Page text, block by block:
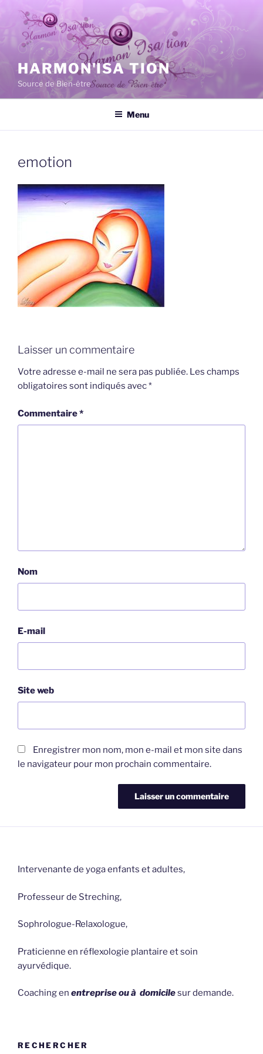
contenu
principal
HARMON'ISA TION
Source de Bien-être
Menu
emotion
Laisser un commentaire
Votre adresse e-mail ne sera pas publiée. Les champs
obligatoires sont indiqués avec*
Commentaire*
Nom
E-mail
Site web
Enregistrer mon nom, mon e-mail et mon site dans
le navigateur pour mon prochain commentaire.
Intervenante de yoga enfants et adultes,
Professeur de Streching,
Sophrologue-Relaxologue,
Praticienne en réflexologie plantaire et soin
ayurvédique.
Coaching en entreprise ou à domicilesur demande.
RECHERCHER